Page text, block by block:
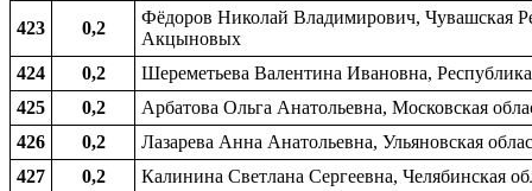
423 0,2
Фёдоров Николай Владимирович, Чувашская
Акцыновых
424
0,2
Шереметьева Валентина Ивановна,
425
0,2
Арбатова Ольга Анатольевна, Московская
426
0,2
Лазарева Анна Анатольевна, Ульяновская
427
0,2
Калинина Светлана Сергеевна, Челябинская